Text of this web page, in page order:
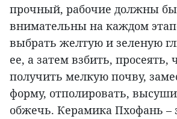
прочный, рабочие должны
внимательны на каждом
выбрать желтую и зеленую
ее, а затем взбить, просеять,
получить мелкую почву,
форму, отполировать,
обжечь. Керамика Пхофань –